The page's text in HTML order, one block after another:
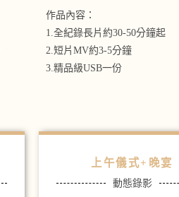
作品內容：
1. 全紀錄長片約30-50分鐘起
2. 短片MV約3-5分鐘
3. 精品級USB一份
上午儀式+晚宴
動態錄影